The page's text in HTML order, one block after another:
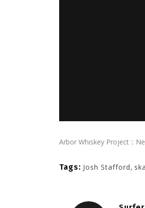
Arbor Whiskey Project ::
Tags: Josh Stafford,